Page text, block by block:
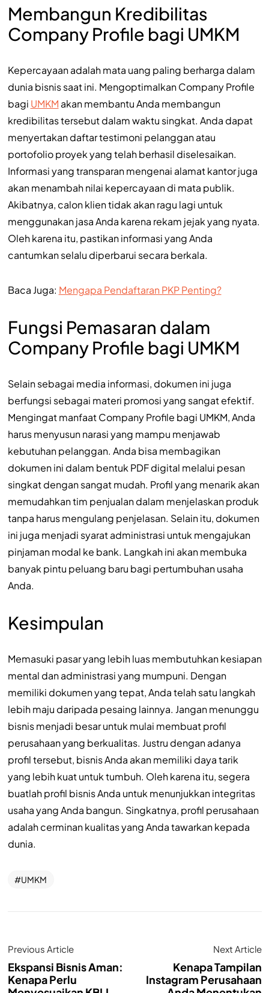
Membangun Kredibilitas
Company Profile bagi UMKM
Kepercayaan adalah mata uang paling berharga dalam
dunia bisnis saat ini. Mengoptimalkan Company Profile
bagi UMKM akan membantu Anda membangun
kredibilitas tersebut dalam waktu singkat. Anda dapat
menyertakan daftar testimoni pelanggan atau
portofolio proyek yang telah berhasil diselesaikan.
Informasi yang transparan mengenai alamat kantor juga
akan menambah nilai kepercayaan di mata publik.
Akibatnya, calon klien tidak akan ragu lagi untuk
menggunakan jasa Anda karena rekam jejak yang nyata.
Oleh karena itu, pastikan informasi yang Anda
cantumkan selalu diperbarui secara berkala.
Baca Juga: Mengapa Pendaftaran PKP Penting?
Fungsi Pemasaran dalam
Company Profile bagi UMKM
Selain sebagai media informasi, dokumen ini juga
berfungsi sebagai materi promosi yang sangat efektif.
Mengingat manfaat Company Profile bagi UMKM, Anda
harus menyusun narasi yang mampu menjawab
kebutuhan pelanggan. Anda bisa membagikan
dokumen ini dalam bentuk PDF digital melalui pesan
singkat dengan sangat mudah. Profil yang menarik akan
memudahkan tim penjualan dalam menjelaskan produk
tanpa harus mengulang penjelasan. Selain itu, dokumen
ini juga menjadi syarat administrasi untuk mengajukan
pinjaman modal ke bank. Langkah ini akan membuka
banyak pintu peluang baru bagi pertumbuhan usaha
Anda.
Kesimpulan
Memasuki pasar yang lebih luas membutuhkan kesiapan
mental dan administrasi yang mumpuni. Dengan
memiliki dokumen yang tepat, Anda telah satu langkah
lebih maju daripada pesaing lainnya. Jangan menunggu
bisnis menjadi besar untuk mulai membuat profil
perusahaan yang berkualitas. Justru dengan adanya
profil tersebut, bisnis Anda akan memiliki daya tarik
yang lebih kuat untuk tumbuh. Oleh karena itu, segera
buatlah profil bisnis Anda untuk menunjukkan integritas
usaha yang Anda bangun. Singkatnya, profil perusahaan
adalah cerminan kualitas yang Anda tawarkan kepada
dunia.
UMKM
Previous Article
Ekspansi Bisnis Aman:
Kenapa Perlu
Next Article
Kenapa Tampilan
Instagram Perusahaan